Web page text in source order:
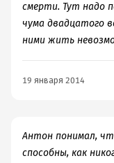
смерти. Тут надо
чума двадцатого
ними жить
19 января 2014
Антон понимал,
способны, как